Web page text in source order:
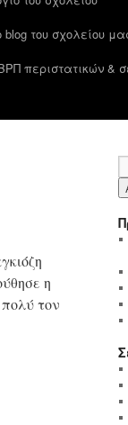
blog του σχολείου
περιστατικών &
η
τον